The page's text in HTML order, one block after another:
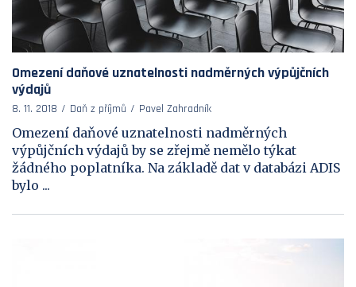
Omezení daňové uznatelnosti nadměrných výpůjčních
výdajů
8. 11. 2018 Daň z příjmů Pavel Zahradník
Omezení daňové uznatelnosti nadměrných
výpůjčních výdajů by se zřejmě nemělo týkat
žádného poplatníka. Na základě dat v databázi ADIS
bylo ...